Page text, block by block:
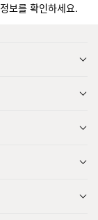
보를 확인하세요.